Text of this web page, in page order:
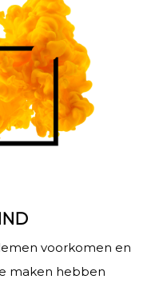
voorkomen en
maken hebben